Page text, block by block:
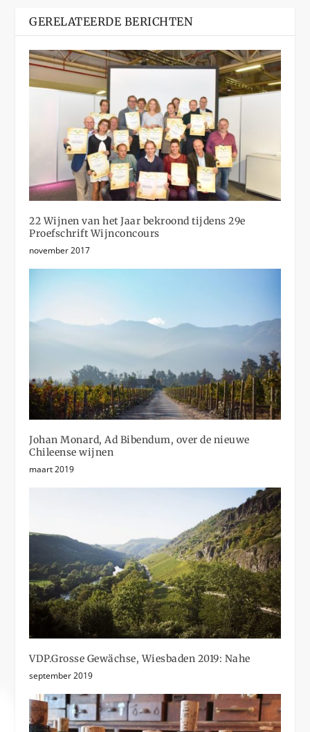
GERELATEERDE BERICHTEN
22 Wijnen van het Jaar bekroond tijdens 29e
Proefschrift Wijnconcours
november 2017
Johan Monard, Ad Bibendum, over de nieuwe
Chileense wijnen
maart 2019
VDP.Grosse Gewächse, Wiesbaden 2019: Nahe
september 2019